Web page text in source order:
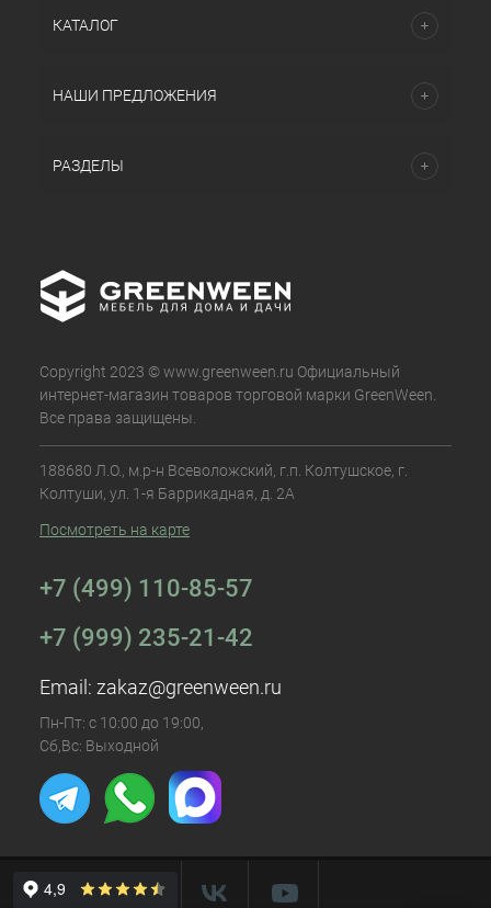
КАТАЛОГ
НАШИ ПРЕДЛОЖЕНИЯ
РАЗДЕЛЫ
Copyright 2023 © www.greenween.ru Официальный
интернет-магазин товаров торговой марки GreenWeen.
Все права защищены.
188680 Л.О., м.р-н Всеволожский, г.п. Колтушское, г.
Колтуши, ул. 1-я Баррикадная, д. 2А
Посмотреть на карте
+7 (499) 110-85-57
+7 (999) 235-21-42
Email: zakaz@greenween.ru
Пн-Пт: с 10:00 до 19:00,
Сб,Вс: Выходной